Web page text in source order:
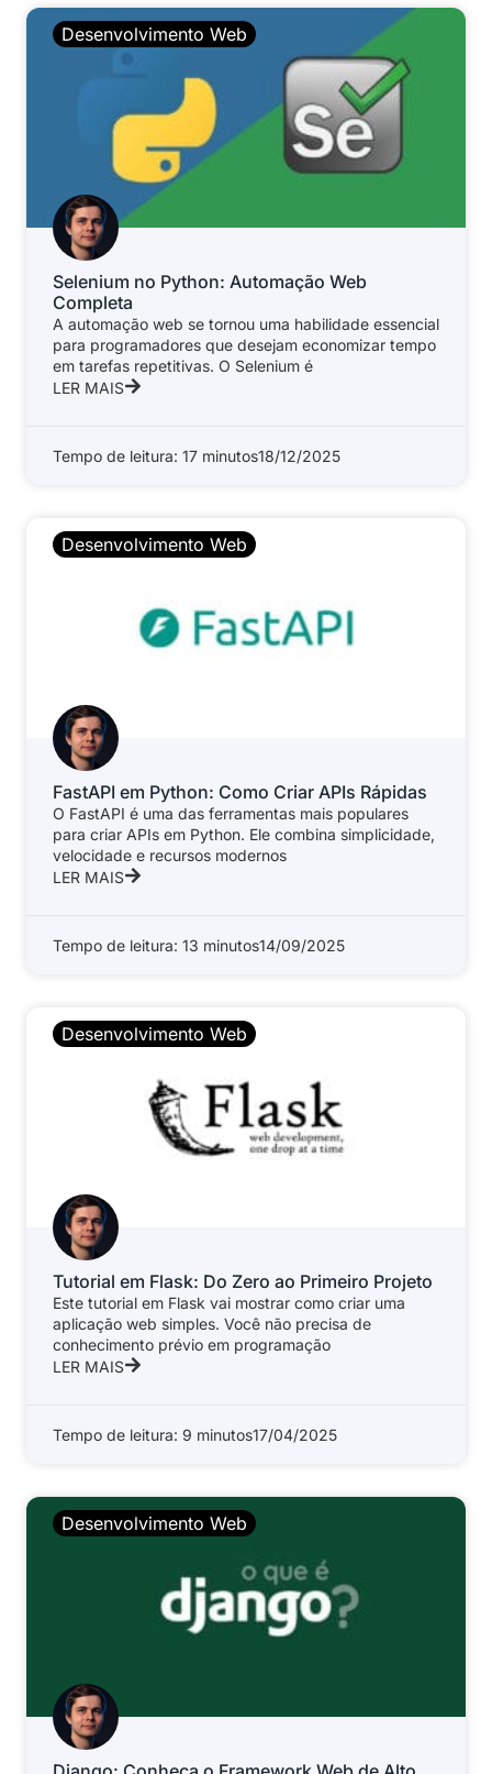
Desenvolvimento Web
Selenium no Python: Automação Web
Completa
A automação web se tornou uma habilidade essencial
para programadores que desejam economizar tempo
em tarefas repetitivas. O Selenium é
LER MAIS
Tempo de leitura: 17 minutos18/12/2025
Desenvolvimento Web
FastAPI em Python: Como Criar APIs Rápidas
O FastAPI é uma das ferramentas mais populares
para criar APIs em Python. Ele combina simplicidade,
velocidade e recursos modernos
LER MAIS
Tempo de leitura: 13 minutos14/09/2025
Desenvolvimento Web
Tutorial em Flask: Do Zero ao Primeiro Projeto
Este tutorial em Flask vai mostrar como criar uma
aplicação web simples. Você não precisa de
conhecimento prévio em programação
LER MAIS
Tempo de leitura: 9 minutos17/04/2025
Desenvolvimento Web